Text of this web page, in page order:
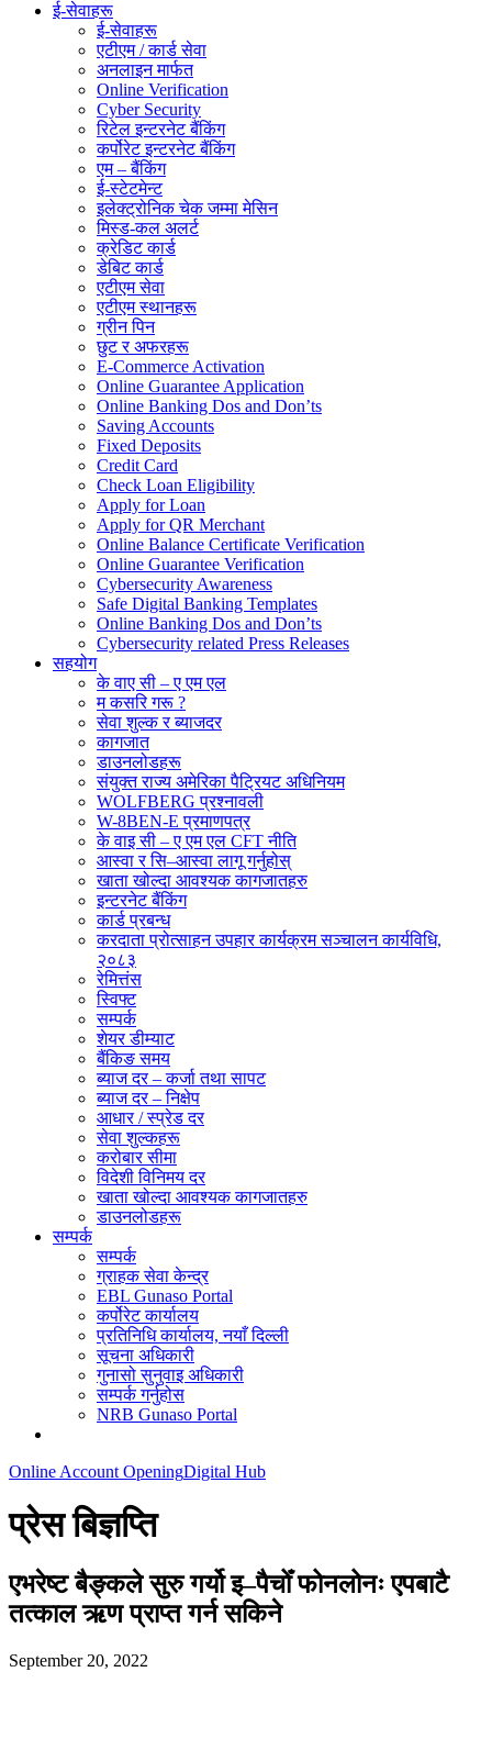
ई-सेवाहरू
ई-सेवाहरू
एटीएम / कार्ड सेवा
अनलाइन मार्फत
Online Verification
Cyber Security
रिटेल इन्टरनेट बैंकिंग
कर्पोरेट इन्टरनेट बैंकिंग
एम – बैंकिंग
ई-स्टेटमेन्ट
इलेक्ट्रोनिक चेक जम्मा मेसिन
मिस्ड-कल अलर्ट
क्रेडिट कार्ड
डेबिट कार्ड
एटीएम सेवा
एटीएम स्थानहरू
ग्रीन पिन
छुट र अफरहरू
E-Commerce Activation
Online Guarantee Application
Online Banking Dos and Don’ts
Saving Accounts
Fixed Deposits
Credit Card
Check Loan Eligibility
Apply for Loan
Apply for QR Merchant
Online Balance Certificate Verification
Online Guarantee Verification
Cybersecurity Awareness
Safe Digital Banking Templates
Online Banking Dos and Don’ts
Cybersecurity related Press Releases
सहयोग
के वाए सी – ए एम एल
म कसरि गरू ?
सेवा शुल्क र ब्याजदर
कागजात
डाउनलोडहरू
संयुक्त राज्य अमेरिका पैट्रियट अधिनियम
WOLFBERG प्रश्नावली
W-8BEN-E प्रमाणपत्र
के वाइ सी – ए एम एल CFT नीति
आस्वा र सि–आस्वा लागू गर्नुहोस्
खाता खोल्दा आवश्यक कागजातहरु
इन्टरनेट बैंकिंग
कार्ड प्रबन्ध
करदाता प्रोत्साहन उपहार कार्यक्रम सञ्चालन कार्यविधि,
२०८३
रेमित्तंस
स्विफ्ट
सम्पर्क
शेयर डीम्याट
बैंकिङ समय
ब्याज दर – कर्जा तथा सापट
ब्याज दर – निक्षेप
आधार / स्प्रेड दर
सेवा शुल्कहरू
करोबार सीमा
विदेशी विनिमय दर
खाता खोल्दा आवश्यक कागजातहरु
डाउनलोडहरू
सम्पर्क
सम्पर्क
ग्राहक सेवा केन्द्र
EBL Gunaso Portal
कर्पोरेट कार्यालय
प्रतिनिधि कार्यालय, नयाँ दिल्ली
सूचना अधिकारी
गुनासो सुनुवाइ अधिकारी
सम्पर्क गर्नुहोस
NRB Gunaso Portal
Online Account OpeningDigital Hub
प्रेस बिज्ञप्ति
एभरेष्ट बैङ्कले सुरु गर्यो इ–पैचोँ फोनलोनः एपबाटै
तत्काल ऋण प्राप्त गर्न सकिने
September 20, 2022